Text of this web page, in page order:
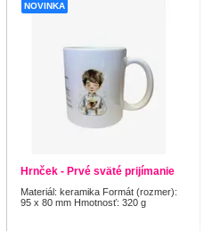
NOVINKA
Hrnček - Prvé sväté prijímanie
Materiál: keramika Formát (rozmer):
95 x 80 mm Hmotnosť: 320 g